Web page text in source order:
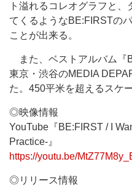
ト溢れるコレオグラフと
てくるようなBE:FIRSTの
ことが出来る。
また、ベストアルバム『
東京・渋谷のMEDIA
た。450平米を超えるスケ
◎映像情報
YouTube『BE:FIRST / I
Practice-』
https://youtu.be/
◎リリース情報